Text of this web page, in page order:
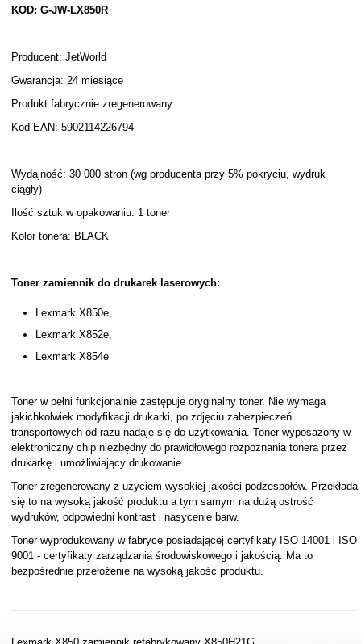
KOD: G-JW-LX850R
Producent: JetWorld
Gwarancja: 24 miesiące
Produkt fabrycznie zregenerowany
Kod EAN: 5902114226794
Wydajność: 30 000 stron (wg producenta przy 5% pokryciu, wydruk
ciągły)
Ilość sztuk w opakowaniu: 1 toner
Kolor tonera: BLACK
Toner zamiennik do drukarek laserowych:
Lexmark X850e,
Lexmark X852e,
Lexmark X854e
Toner w pełni funkcjonalnie zastępuje oryginalny toner. Nie wymaga
jakichkolwiek modyfikacji drukarki, po zdjęciu zabezpieczeń
transportowych od razu nadaje się do użytkowania. Toner wyposażony w
elektroniczny chip niezbędny do prawidłowego rozpoznania tonera przez
drukarkę i umożliwiający drukowanie.
Toner zregenerowany z użyciem wysokiej jakości podzespołów. Przekłada
się to na wysoką jakość produktu a tym samym na dużą ostrość
wydruków, odpowiedni kontrast i nasycenie barw.
Toner wyprodukowany w fabryce posiadającej certyfikaty ISO 14001 i ISO
9001 - certyfikaty zarządzania środowiskowego i jakością. Ma to
bezpośrednie przełożenie na wysoką jakość produktu.
Lexmark X850 zamiennik refabrykowany X850H21G